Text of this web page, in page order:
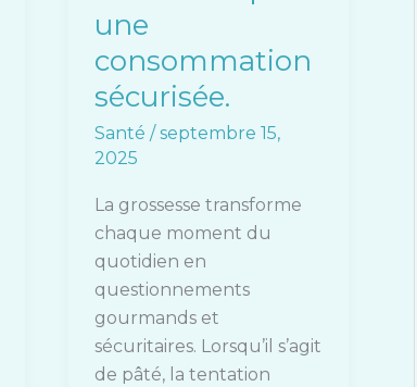
une
consommation
sécurisée.
Santé /septembre 15,
2025
La grossesse transforme
chaque moment du
quotidien en
questionnements
gourmands et
sécuritaires. Lorsqu’il s’agit
de pâté, la tentation
sécurisée.